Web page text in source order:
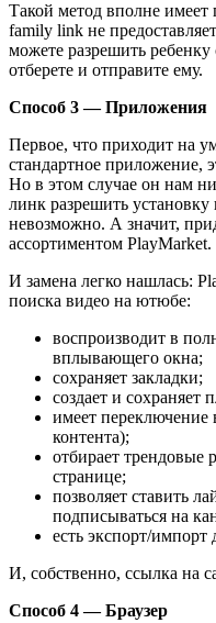
Такой метод вполне имеет
family link не
можете разрешить
отберете и отправите ему.
Способ 3 — Приложения
Первое, что приходит на
стандартное приложение,
Но в этом случае он нам
линк разрешить
невозможно. А значит,
ассортиментом PlayMarket.
И замена легко нашлась:
поиска видео на ютюбе:
воспроизводит в
вплывающего окна;
сохраняет закладки;
создает и сохраняет
имеет переключение
контента);
отбирает трендовые
странице;
позволяет ставить
подписываться на
есть экспорт/импорт
И, собственно, ссылка на
Способ 4 — Браузер